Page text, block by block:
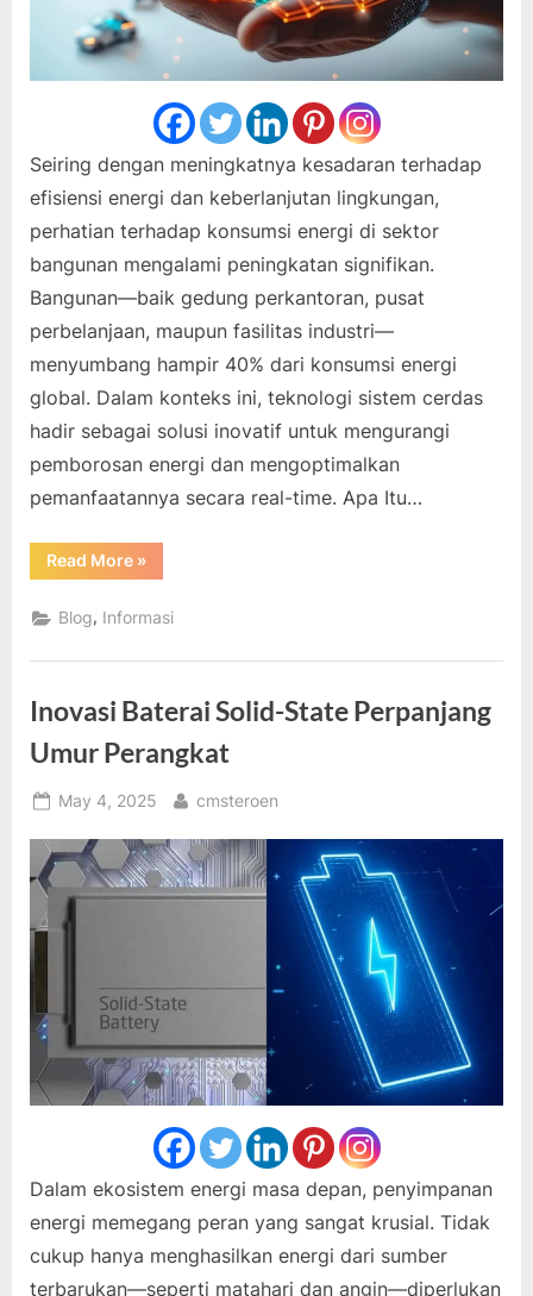
Seiring dengan meningkatnya kesadaran terhadap
efisiensi energi dan keberlanjutan lingkungan,
perhatian terhadap konsumsi energi di sektor
bangunan mengalami peningkatan signifikan.
Bangunan—baik gedung perkantoran, pusat
perbelanjaan, maupun fasilitas industri—
menyumbang hampir 40% dari konsumsi energi
global. Dalam konteks ini, teknologi sistem cerdas
hadir sebagai solusi inovatif untuk mengurangi
pemborosan energi dan mengoptimalkan
pemanfaatannya secara real-time. Apa Itu…
Read More“Sistem
Cerdas
Bangunan
Mengurangi
Listrik”
»
Blog, Informasi
Inovasi Baterai Solid-State Perpanjang
Umur Perangkat
Posted
May 4, 2025 By
cmsteroen
Dalam ekosistem energi masa depan, penyimpanan
energi memegang peran yang sangat krusial. Tidak
cukup hanya menghasilkan energi dari sumber
terbarukan—seperti matahari dan angin—diperlukan